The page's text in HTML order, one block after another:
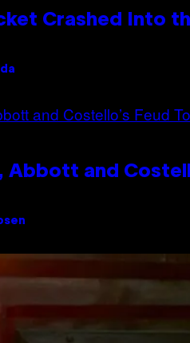
Crashed Into
Abbott and